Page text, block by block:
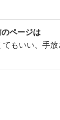
のページは
もいい、手